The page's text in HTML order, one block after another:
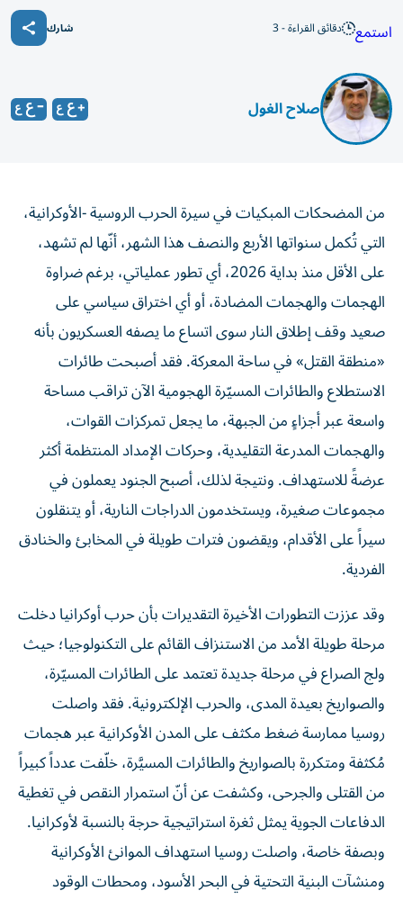
استمع دقائق القراءة - 3 شارك
صلاح الغول
التي تُكمل سنواتها الأربع والنصف هذا الشهر، أنّها لم تشهد،
على الأقل منذ بداية 2026، أي تطور عملياتي، برغم ضراوة
الهجمات والهجمات المضادة، أو أي اختراق سياسي على
صعيد وقف إطلاق النار سوى اتساع ما يصفه العسكريون بأنه
«منطقة القتل» في ساحة المعركة. فقد أصبحت طائرات
الاستطلاع والطائرات المسيّرة الهجومية الآن تراقب مساحة
واسعة عبر أجزاءٍ من الجبهة، ما يجعل تمركزات القوات،
والهجمات المدرعة التقليدية، وحركات الإمداد المنتظمة أكثر
عرضةً للاستهداف. ونتيجة لذلك، أصبح الجنود يعملون في
مجموعات صغيرة، ويستخدمون الدراجات النارية، أو يتنقلون
سيراً على الأقدام، ويقضون فترات طويلة في المخابئ والخنادق
الفردية.
وقد عززت التطورات الأخيرة التقديرات بأن حرب أوكرانيا دخلت
مرحلة طويلة الأمد من الاستنزاف القائم على التكنولوجيا؛ حيث
ولج الصراع في مرحلة جديدة تعتمد على الطائرات المسيّرة،
والصواريخ بعيدة المدى، والحرب الإلكترونية. فقد واصلت
روسيا ممارسة ضغط مكثف على المدن الأوكرانية عبر هجمات
مُكثفة ومتكررة بالصواريخ والطائرات المسيَّرة، خلّفت عدداً كبيراً
من القتلى والجرحى، وكشفت عن أنّ استمرار النقص في تغطية
الدفاعات الجوية يمثل ثغرة استراتيجية حرجة بالنسبة لأوكرانيا.
وبصفة خاصة، واصلت روسيا استهداف الموانئ الأوكرانية
ومنشآت البنية التحتية في البحر الأسود، ومحطات الوقود